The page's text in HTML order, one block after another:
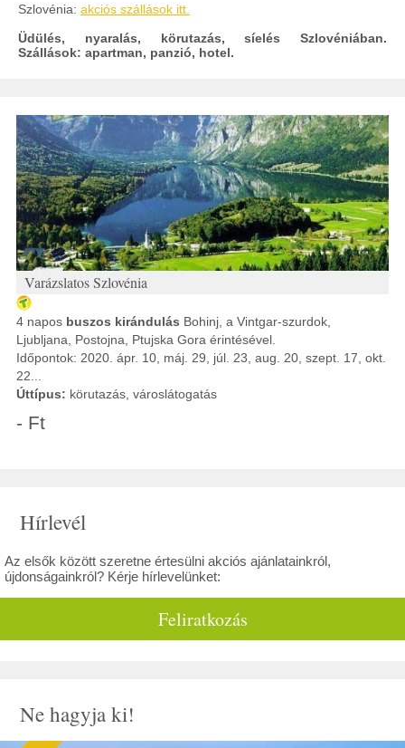
Szlovénia: akciós szállások itt.
Üdülés, nyaralás, körutazás, síelés Szlovéniában.
Szállások: apartman, panzió, hotel.
Varázslatos Szlovénia
4 napos buszos kirándulás Bohinj, a Vintgar-szurdok,
Ljubljana, Postojna, Ptujska Gora érintésével.
Időpontok: 2020. ápr. 10, máj. 29, júl. 23, aug. 20, szept. 17, okt.
22...
Úttípus: körutazás, városlátogatás
- Ft
Hírlevél
Az elsők között szeretne értesülni akciós ajánlatainkról,
újdonságainkról? Kérje hírlevelünket:
Feliratkozás
Ne hagyja ki!